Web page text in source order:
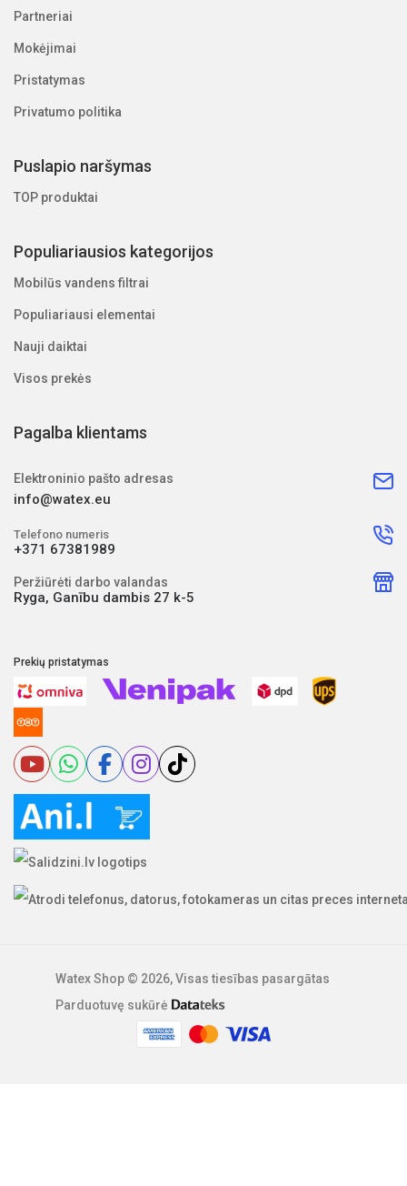
Partneriai
Mokėjimai
Pristatymas
Privatumo politika
Puslapio naršymas
TOP produktai
Populiariausios kategorijos
Mobilūs vandens filtrai
Populiariausi elementai
Nauji daiktai
Visos prekės
Pagalba klientams
Elektroninio pašto adresas
info@watex.eu
Telefono numeris
+371 67381989
Peržiūrėti darbo valandas
Ryga, Ganību dambis 27 k-5
Prekių pristatymas
Watex Shop © 2026, Visas tiesības pasargātas
Parduotuvę sukūrė